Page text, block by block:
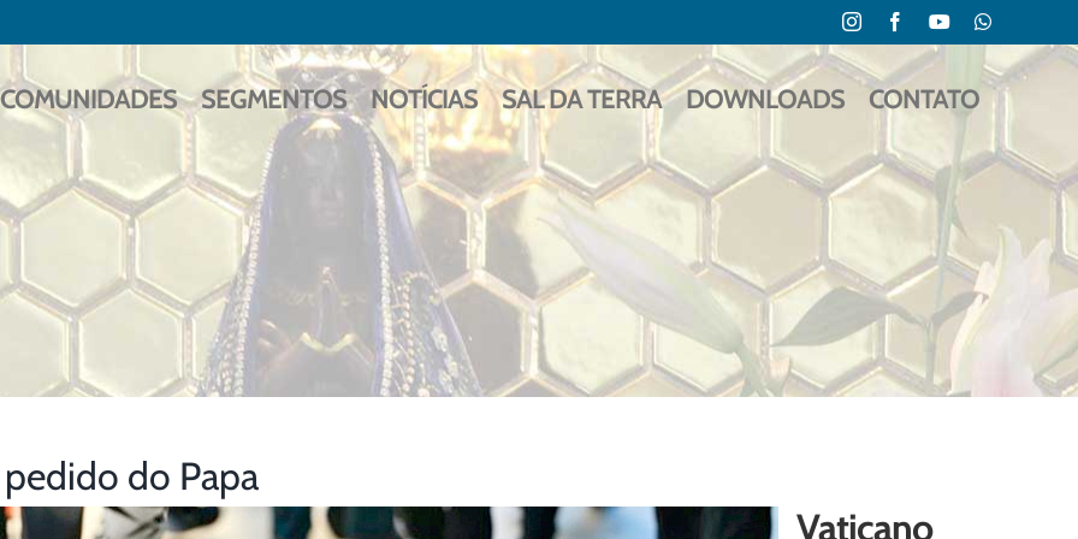
InstagramFacebookYouTubeWhatsApp
COMUNIDADES SEGMENTOS NOTÍCIAS SAL DA TERRA DOWNLOADS CONTATO
do Papa
Vaticano